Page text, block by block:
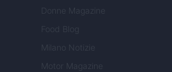
Donne Magazine
Food Blog
Milano Notizie
Motor Magazine